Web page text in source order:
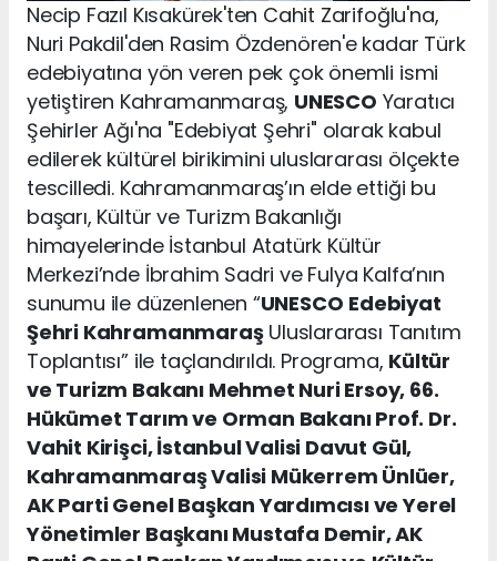
Necip Fazıl Kısakürek'ten Cahit Zarifoğlu'na,
Nuri Pakdil'den Rasim Özdenören'e kadar Türk
edebiyatına yön veren pek çok önemli ismi
yetiştiren Kahramanmaraş, UNESCO Yaratıcı
Şehirler Ağı'na "Edebiyat Şehri" olarak kabul
edilerek kültürel birikimini uluslararası ölçekte
tescilledi. Kahramanmaraş’ın elde ettiği bu
başarı, Kültür ve Turizm Bakanlığı
himayelerinde İstanbul Atatürk Kültür
Merkezi’nde İbrahim Sadri ve Fulya Kalfa’nın
sunumu ile düzenlenen “UNESCO Edebiyat
Şehri KahramanmaraşUluslararası Tanıtım
Toplantısı” ile taçlandırıldı. Programa, Kültür
ve Turizm Bakanı Mehmet Nuri Ersoy, 66.
Hükümet Tarım ve Orman Bakanı Prof. Dr.
Vahit Kirişci, İstanbul Valisi Davut Gül,
Kahramanmaraş Valisi Mükerrem Ünlüer,
AK Parti Genel Başkan Yardımcısı ve Yerel
Yönetimler Başkanı Mustafa Demir, AK